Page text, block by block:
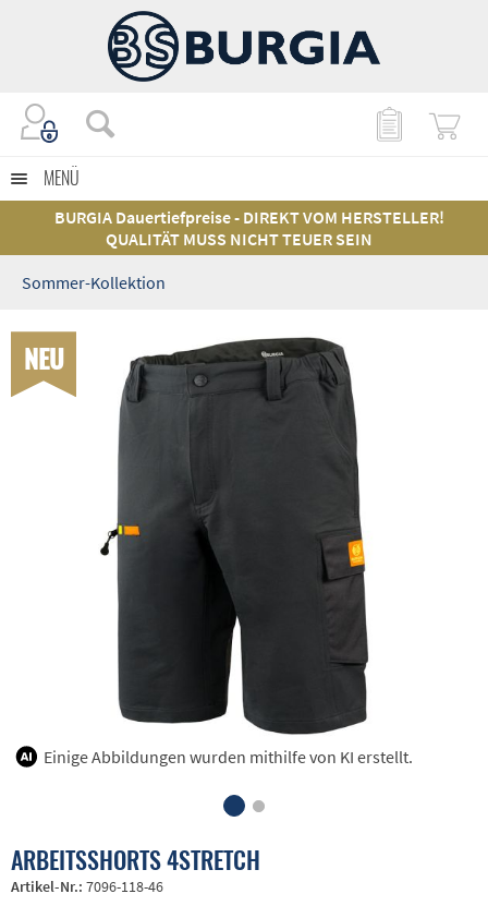
MENÜ
BURGIA Dauertiefpreise - DIREKT VOM HERSTELLER!
QUALITÄT MUSS NICHT TEUER SEIN
Sommer-Kollektion
NEU
Einige Abbildungen wurden mithilfe von KI erstellt.
ARBEITSSHORTS 4STRETCH
Artikel-Nr.: 7096-118-46